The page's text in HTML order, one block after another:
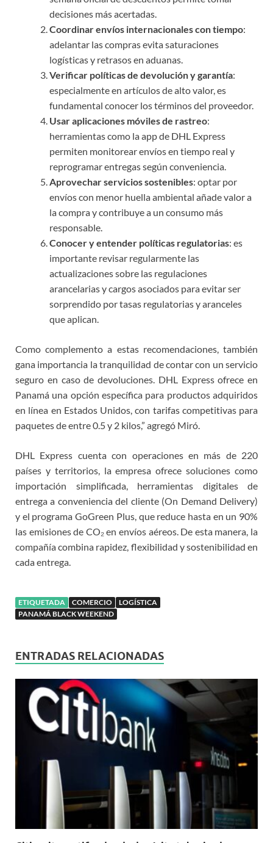
decisiones más acertadas.
Coordinar envíos internacionales con tiempo:
adelantar las compras evita saturaciones
logísticas y retrasos en aduanas.
Verificar políticas de devolución y garantía:
especialmente en artículos de alto valor, es
fundamental conocer los términos del proveedor.
Usar aplicaciones móviles de rastreo:
herramientas como la app de DHL Express
permiten monitorear envíos en tiempo real y
reprogramar entregas según conveniencia.
Aprovechar servicios sostenibles: optar por
envíos con menor huella ambiental añade valor a
la compra y contribuye a un consumo más
responsable.
Conocer y entender políticas regulatorias: es
importante revisar regularmente las
actualizaciones sobre las regulaciones
arancelarias y cargos asociados para evitar ser
sorprendido por tasas regulatorias y aranceles
que aplican.
Como complemento a estas recomendaciones, también
gana importancia la tranquilidad de contar con un servicio
seguro en caso de devoluciones. DHL Express ofrece en
Panamá una opción específica para productos adquiridos
en línea en Estados Unidos, con tarifas competitivas para
paquetes de entre 0.5 y 2 kilos,” agregó Miró.
DHL Express cuenta con operaciones en más de 220
países y territorios, la empresa ofrece soluciones como
importación simplificada, herramientas digitales de
entrega a conveniencia del cliente (On Demand Delivery)
y el programa GoGreen Plus, que reduce hasta en un 90%
las emisiones de CO₂ en envíos aéreos. De esta manera, la
compañía combina rapidez, flexibilidad y sostenibilidad en
cada entrega.
ETIQUETADA COMERCIO
LOGÍSTICA
PANAMÁ BLACK WEEKEND
ENTRADAS RELACIONADAS